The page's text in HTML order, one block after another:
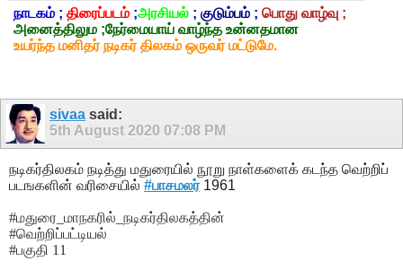
நாடகம் ; திரைப்படம் ;அரசியல் ; குடும்பம் ; பொது வாழ்வு ;
அனைத்திலும ;நேர்மையாய் வாழ்ந்த உன்னதமான
உயர்ந்த மனிதர் நடிகர் திலகம் ஒருவர் மட்டுமே.
sivaa said:
5th August 2020 07:08 PM
நடிகர்திலகம் நடித்து மதுரையில் நூறு நாள்களைக் கடந்த வெற்றிப்
படஙகளின் வரிசையில் #பாசமலர்1961
#மதுரை_மாநகரில்_நடிகர்திலகத்தின்
#வெற்றிப்பட்டியல்
#பகுதி 11